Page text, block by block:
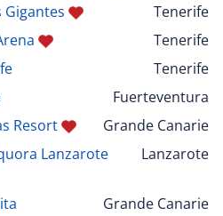
Gigantes
Tenerife
Tenerife
Tenerife
Fuerteventura
Resort
Grande Canarie
Lanzarote
Lanzarote
Grande Canarie